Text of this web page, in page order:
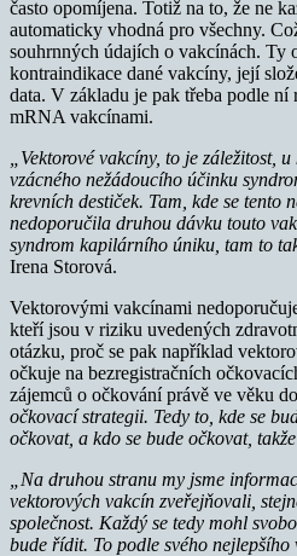
často opomíjena. Totiž na to, že ne
automaticky vhodná pro všechny.
souhrnných údajích o vakcínách. Ty
kontraindikace dané vakcíny, její
data. V základu je pak třeba podle
mRNA vakcínami.
„Vektorové vakcíny, to je záležitost,
vzácného nežádoucího účinku
krevních destiček. Tam, kde se tento
nedoporučila druhou dávku touto
syndrom kapilárního úniku, tam to
Irena Storová.
Vektorovými vakcínami
kteří jsou v riziku uvedených
otázku, proč se pak například
očkuje na bezregistračních
zájemců o očkování právě ve věku
očkovací strategii. Tedy to, kde se
očkovat, a kdo se bude očkovat,
„Na druhou stranu my jsme
vektorových vakcín zveřejňovali,
společnost. Každý se tedy mohl
bude řídit. To podle svého nejlepšího